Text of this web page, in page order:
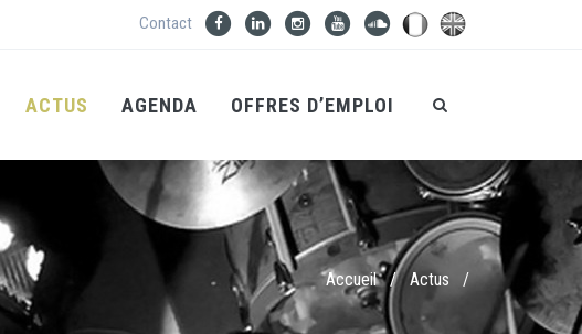
Contact
ACTUS AGENDA OFFRES D’EMPLOI
Accueil/ Actus /